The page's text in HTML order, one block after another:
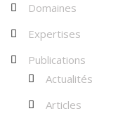
Domaines
Expertises
Publications
Actualités
Articles